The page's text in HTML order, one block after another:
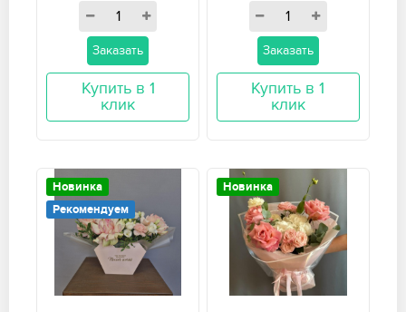
Заказать
Купить в 1
клик
Заказать
Купить в 1
клик
Новинка
Рекомендуем
Новинка